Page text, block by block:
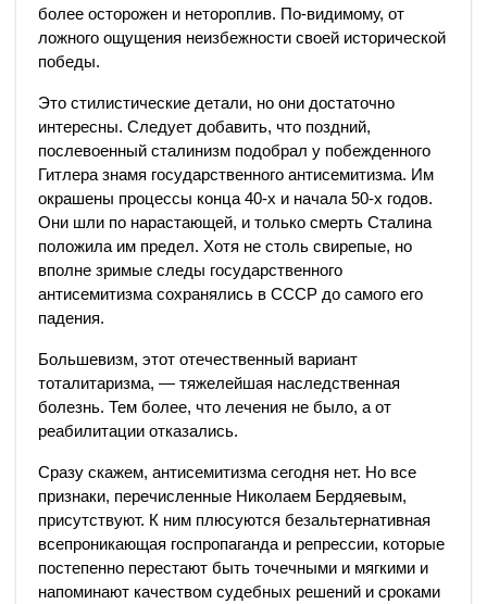
более осторожен и нетороплив. По-видимому, от
ложного ощущения неизбежности своей исторической
победы.
Это стилистические детали, но они достаточно
интересны. Следует добавить, что поздний,
послевоенный сталинизм подобрал у побежденного
Гитлера знамя государственного антисемитизма. Им
окрашены процессы конца 40-х и начала 50-х годов.
Они шли по нарастающей, и только смерть Сталина
положила им предел. Хотя не столь свирепые, но
вполне зримые следы государственного
антисемитизма сохранялись в СССР до самого его
падения.
Большевизм, этот отечественный вариант
тоталитаризма, — тяжелейшая наследственная
болезнь. Тем более, что лечения не было, а от
реабилитации отказались.
Сразу скажем, антисемитизма сегодня нет. Но все
признаки, перечисленные Николаем Бердяевым,
присутствуют. К ним плюсуются безальтернативная
всепроникающая госпропаганда и репрессии, которые
постепенно перестают быть точечными и мягкими и
напоминают качеством судебных решений и сроками